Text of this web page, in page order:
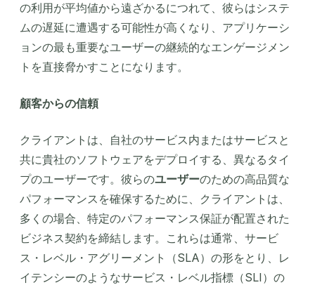
の利用が平均値から遠ざかるにつれて、彼らはシステ
ムの遅延に遭遇する可能性が高くなり、アプリケーシ
ョンの最も重要なユーザーの継続的なエンゲージメン
トを直接脅かすことになります。
顧客からの信頼
クライアントは、自社のサービス内またはサービスと
共に貴社のソフトウェアをデプロイする、異なるタイ
プのユーザーです。彼らのユーザーのための高品質な
パフォーマンスを確保するために、クライアントは、
多くの場合、特定のパフォーマンス保証が配置された
ビジネス契約を締結します。これらは通常、サービ
ス・レベル・アグリーメント（SLA）の形をとり、レ
イテンシーのようなサービス・レベル指標（SLI）の